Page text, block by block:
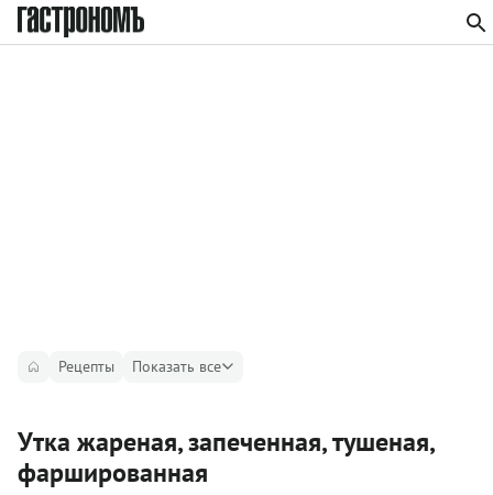
Рецепты Показать все
Утка жареная, запеченная, тушеная,
фаршированная